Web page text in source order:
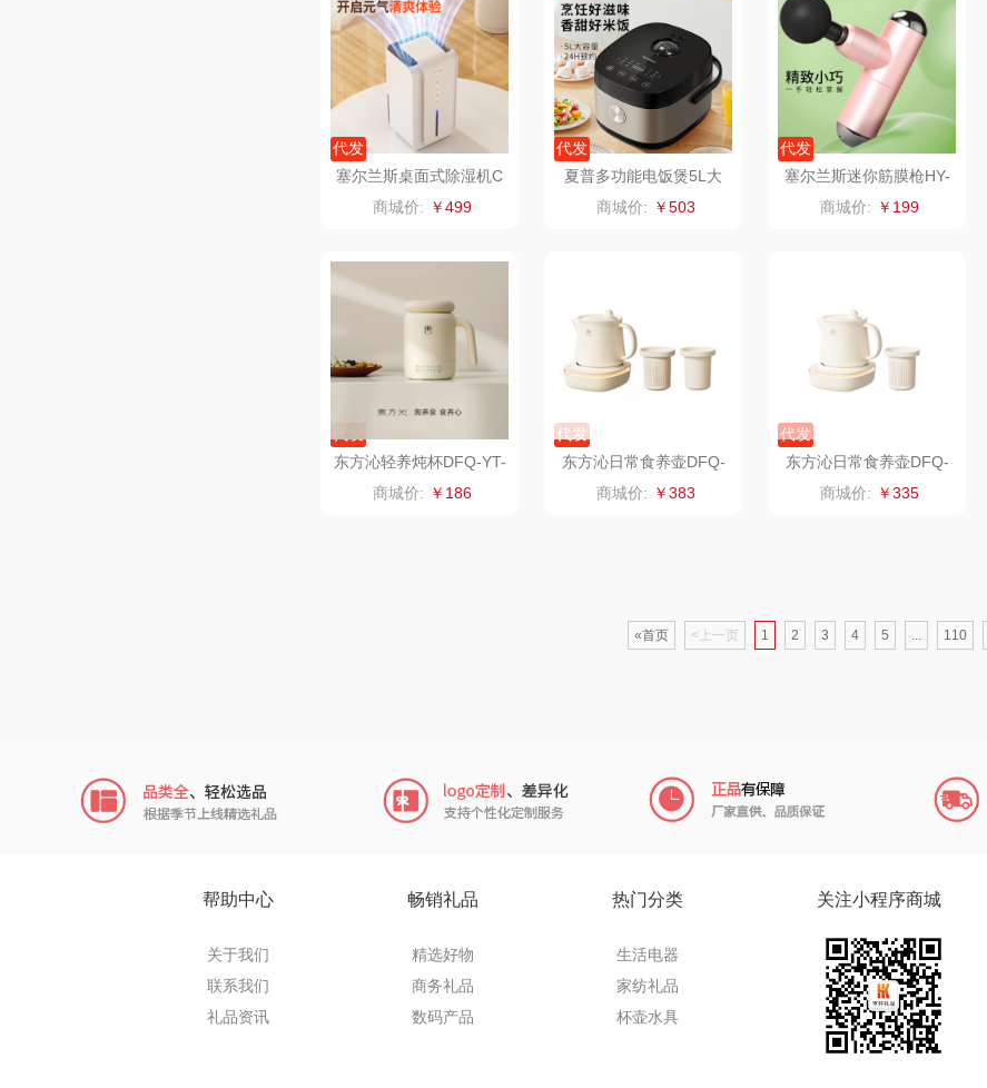
类）
茶马世家 陈克明 TKK 奥
蜜丝婷 博莱克 苏泊尔（杯壶） 穗格氏
一个人的星球 声阔 瓷语花香 圣匠鲁班
云鲸 迪士尼（儿童类） 恒源祥（箱包） 君乐宝
兰士顿 追鲸 T.J.HARREN
蓄光 小狗（包销款） 奥苏米 荣
创维（个护类）
WayourCare 威诗兰 paperblanks
格米（包销款）
高露洁
网易有道 咪鼠 茶汀
敖东
代发
塞尔兰斯桌面式除湿机C
SJ-507
商城价: ￥499
代发
夏普多功能电饭煲5L大
容量煮饭锅
商城价: ￥503
代发
塞尔兰斯迷你筋膜枪HY-
商城价: ￥199
东方沁轻养炖杯DFQ-YT-
SY01（标准款）
商城价: ￥186
代发
东方沁日常食养壶DFQ-
SY02（茶漏+炖盅款）
商城价: ￥383
代发
东方沁日常食养壶DFQ-
SY02（茶漏款）
商城价: ￥335
«首页 <上一页 1 2 3 4 5 ... 110
帮助中心
关于我们
联系我们
礼品资讯
畅销礼品
精选好物
商务礼品
数码产品
热门分类
生活电器
家纺礼品
杯壶水具
关注小程序商城